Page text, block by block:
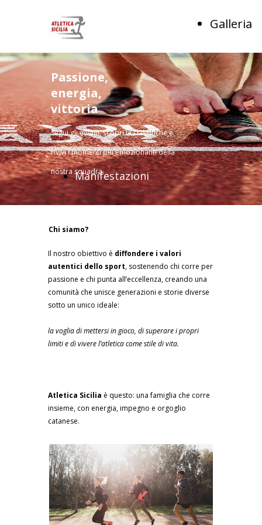
Galleria
Passione,
energia,
vittoria
Segui gli eventi, scopri le classifiche e
rivivi i momenti più emozionanti della
nostra squadra.
Manifestazioni
Chi siamo?
Il nostro obiettivo è diffondere i valori
autentici dello sport, sostenendo chi corre per
passione e chi punta all’eccellenza, creando una
comunità che unisce generazioni e storie diverse
sotto un unico ideale:
la voglia di mettersi in gioco, di superare i propri
limiti e di vivere l’atletica come stile di vita.
Atletica Sicilia è questo: una famiglia che corre
insieme, con energia, impegno e orgoglio
catanese.